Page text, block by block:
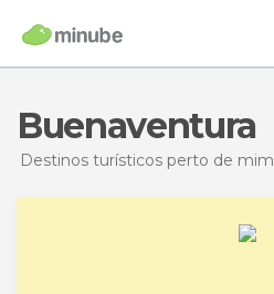
Buenaventura
Destinos turísticos perto de mim